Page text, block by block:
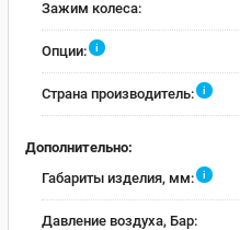
Зажим колеса:
Опции: i
Страна производитель: i
Дополнительно:
Габариты изделия, мм:
i
Давление воздуха, Бар: